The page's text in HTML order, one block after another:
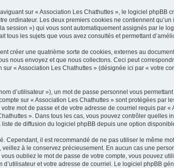
sur « Association Les Chathuttes », le logiciel phpBB
ordinateur. Les deux premiers cookies ne contiennent
session ») qui vous sont automatiquement assignés par le
les sujets que vous avez consultés et permettant
créer une quatrième sorte de cookies, externes au
nous envoyez et que nous collectons. Ceci peut
« Association Les Chathuttes » (désignée ici par « votre
d’utilisateur »), un mot de passe personnel vous
sur « Association Les Chathuttes » sont protégées par
mot de passe et de votre adresse de courriel requis par
». Dans tous les cas, vous pouvez contrôler quelles
de diffusion du logiciel phpBB depuis une option
Cependant, il est recommandé de ne pas utiliser le même
à le conservez précieusement. En aucun cas une
oubliez le mot de passe de votre compte, vous pouvez
et votre adresse de courriel. Le logiciel phpBB